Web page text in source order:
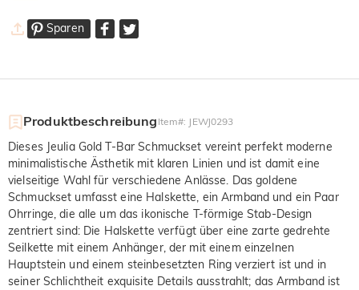
Sparen
Produktbeschreibung Item#: JEWJ0293
Dieses Jeulia Gold T-Bar Schmuckset vereint perfekt moderne
minimalistische Ästhetik mit klaren Linien und ist damit eine
vielseitige Wahl für verschiedene Anlässe. Das goldene
Schmuckset umfasst eine Halskette, ein Armband und ein Paar
Ohrringe, die alle um das ikonische T-förmige Stab-Design
zentriert sind: Die Halskette verfügt über eine zarte gedrehte
Seilkette mit einem Anhänger, der mit einem einzelnen
Hauptstein und einem steinbesetzten Ring verziert ist und in
seiner Schlichtheit exquisite Details ausstrahlt; das Armband ist